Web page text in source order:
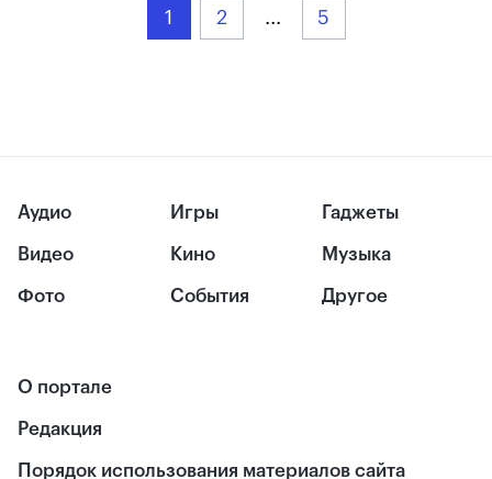
1 2 ... 5
Аудио
Видео
Фото
Игры
Кино
События
Гаджеты
Музыка
Другое
О портале
Редакция
Порядок использования материалов сайта